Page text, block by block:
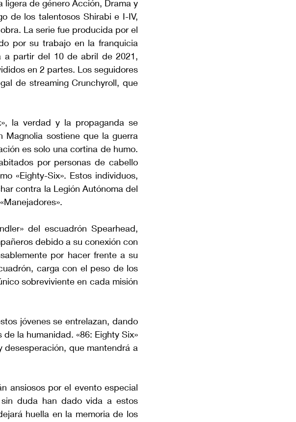
ligera de género Acción, Drama y
de los talentosos Shirabi e I-IV,
La serie fue producida por el
por su trabajo en la franquicia
a partir del 10 de abril de 2021,
en 2 partes. Los seguidores
de streaming Crunchyroll, que
la verdad y la propaganda se
Magnolia sostiene que la guerra
es solo una cortina de humo.
por personas de cabello
«Eighty-Six». Estos individuos,
contra la Legión Autónoma del
del escuadrón Spearhead,
debido a su conexión con
por hacer frente a su
carga con el peso de los
sobreviviente en cada misión
jóvenes se entrelazan, dando
la humanidad. «86: Eighty Six»
desesperación, que mantendrá a
ansiosos por el evento especial
duda han dado vida a estos
huella en la memoria de los